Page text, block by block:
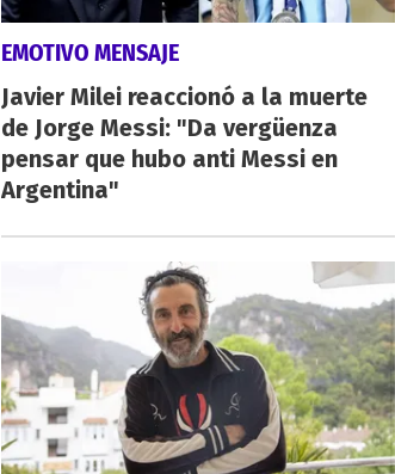
EMOTIVO MENSAJE
Javier Milei reaccionó a la muerte
de Jorge Messi: "Da vergüenza
pensar que hubo anti Messi en
Argentina"